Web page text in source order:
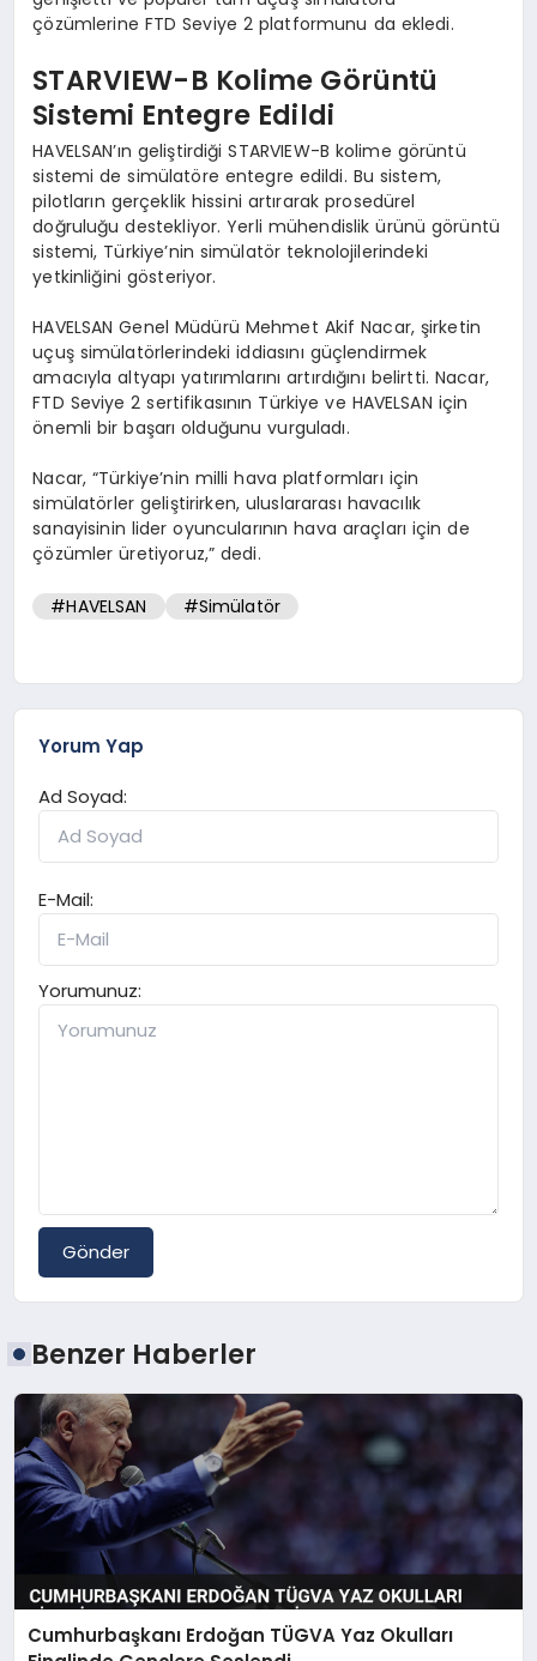
çözümlerine FTD Seviye 2 platformunu da ekledi.
STARVIEW-B Kolime Görüntü
Sistemi Entegre Edildi
HAVELSAN’ın geliştirdiği STARVIEW-B kolime görüntü
sistemi de simülatöre entegre edildi. Bu sistem,
pilotların gerçeklik hissini artırarak prosedürel
doğruluğu destekliyor. Yerli mühendislik ürünü görüntü
sistemi, Türkiye’nin simülatör teknolojilerindeki
yetkinliğini gösteriyor.
HAVELSAN Genel Müdürü Mehmet Akif Nacar, şirketin
uçuş simülatörlerindeki iddiasını güçlendirmek
amacıyla altyapı yatırımlarını artırdığını belirtti. Nacar,
FTD Seviye 2 sertifikasının Türkiye ve HAVELSAN için
önemli bir başarı olduğunu vurguladı.
Nacar, “Türkiye’nin milli hava platformları için
simülatörler geliştirirken, uluslararası havacılık
sanayisinin lider oyuncularının hava araçları için de
çözümler üretiyoruz,” dedi.
#HAVELSAN #Simülatör
Yorum Yap
Ad Soyad:
E-Mail:
Yorumunuz:
Gönder
Benzer Haberler
Cumhurbaşkanı Erdoğan TÜGVA Yaz Okulları